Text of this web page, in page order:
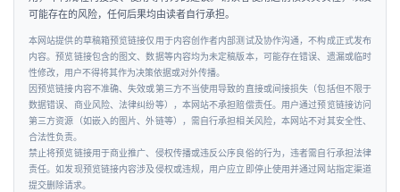
讯可能存在的风险，任何后果均由读者自行承担。
本网站提供的草稿箱预览链接仅用于内容创作者内部测试及协作沟通，不构成正式发布
内容。预览链接包含的图文、数据等内容均为未定稿版本，可能存在错误、遗漏或临时
性修改，用户不得将其作为决策依据或对外传播。
因预览链接内容不准确、失效或第三方不当使用导致的直接或间接损失（包括但不限于
数据错误、商业风险、法律纠纷等），本网站不承担赔偿责任。用户通过预览链接访问
第三方资源（如嵌入的图片、外链等），需自行承担相关风险，本网站不对其安全性、
合法性负责。
禁止将预览链接用于商业推广、侵权传播或违反公序良俗的行为，违者需自行承担法律
责任。如发现预览链接内容涉及侵权或违规，用户应立即停止使用并通过网站指定渠道
提交删除请求。